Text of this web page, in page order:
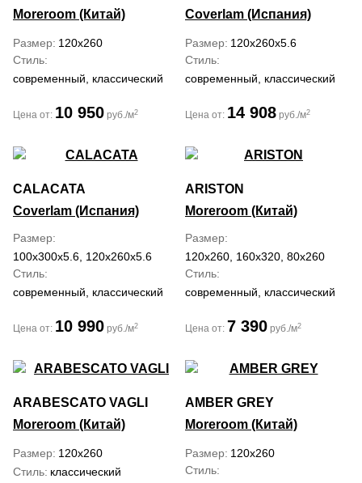
Moreroom (Китай)
Размер 120x260
Стиль
современный, классический
Цена от: 10 950 руб./м2
Coverlam (Испания)
Размер 120x260x5.6
Стиль
современный, классический
Цена от: 14 908 руб./м2
CALACATA
Coverlam (Испания)
Размер
100x300x5.6, 120x260x5.6
Стиль
современный, классический
Цена от: 10 990 руб./м2
ARISTON
Moreroom (Китай)
Размер
120x260, 160x320, 80x260
Стиль
современный, классический
Цена от: 7 390 руб./м2
ARABESCATO VAGLI
Moreroom (Китай)
Размер 120x260
Стиль классический
AMBER GREY
Moreroom (Китай)
Размер 120x260
Стиль